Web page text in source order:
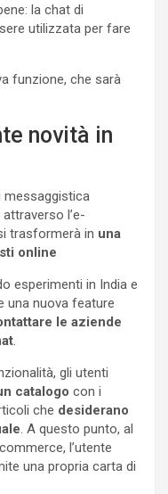
la chat di
utilizzata per fare
funzione, che sarà
novità in
messaggistica
l’e-
trasformerà in una
online
esperimenti in India e
una nuova feature
le aziende
gli utenti
catalogo con i
che desiderano
. A questo punto, al
l’utente
una propria carta di